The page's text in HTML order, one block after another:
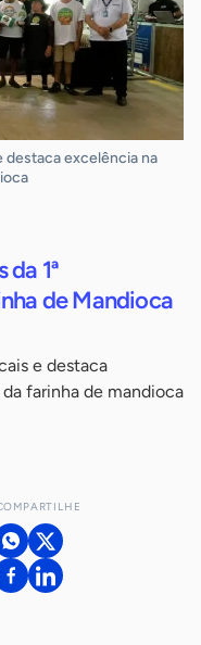
destaca excelência na
1ª
de Mandioca
e destaca
farinha de mandioca